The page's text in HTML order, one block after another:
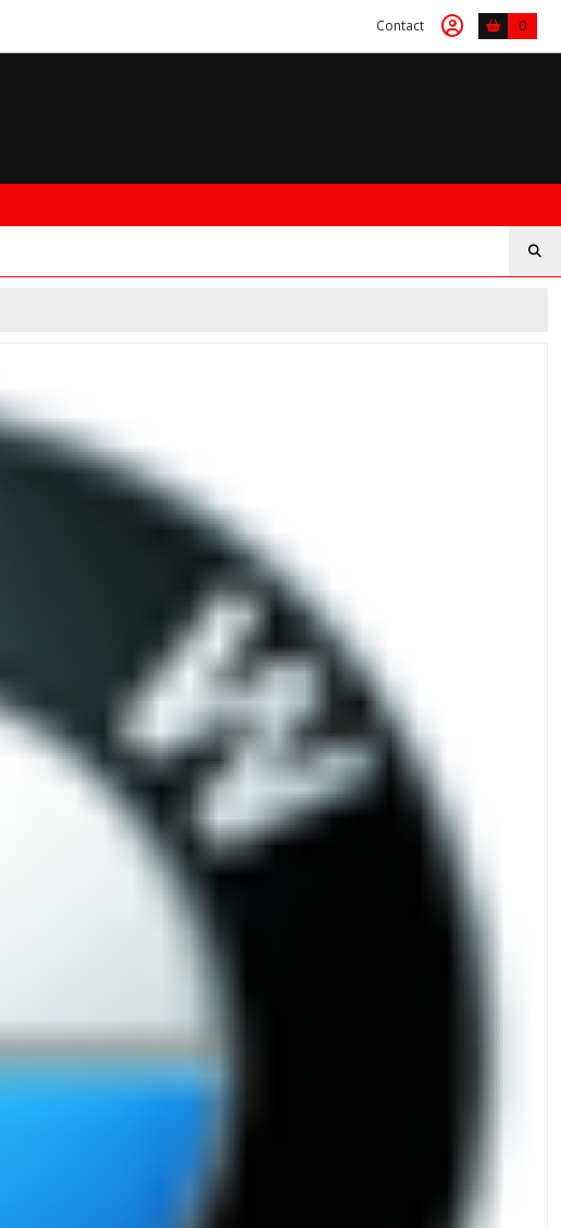
Contact 0